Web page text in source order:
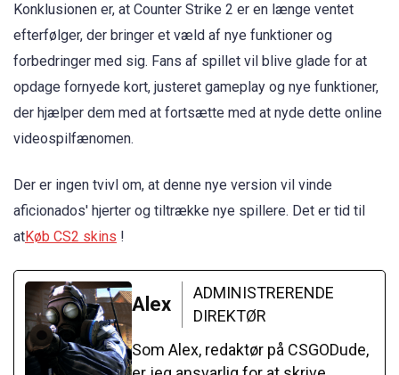
Konklusionen er, at Counter Strike 2 er en længe ventet
efterfølger, der bringer et væld af nye funktioner og
forbedringer med sig. Fans af spillet vil blive glade for at
opdage fornyede kort, justeret gameplay og nye funktioner,
der hjælper dem med at fortsætte med at nyde dette online
videospilfænomen.
Der er ingen tvivl om, at denne nye version vil vinde
aficionados' hjerter og tiltrække nye spillere. Det er tid til
atKøb CS2 skins !
Alex
ADMINISTRERENDE
DIREKTØR
Som Alex, redaktør på CSGODude,